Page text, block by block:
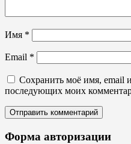
Имя *
Email *
Сохранить моё имя, email
последующих моих
Форма авторизации